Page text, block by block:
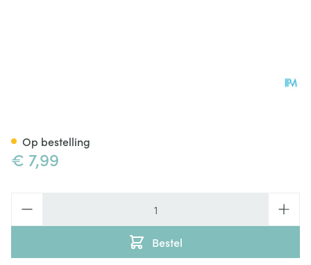
€ 7,99
Bestel
Op bestelling